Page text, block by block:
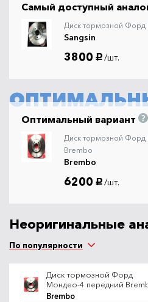
Самый доступный
Диск тормозной Форд
Sangsin
3800 руб. /шт.
Оптимальный вариант
Диск тормозной
Brembo
Brembo
6200 руб. /шт.
Неоригинальные
По популярности
Диск тормозной Форд
Мондео-4 передний
Brembo